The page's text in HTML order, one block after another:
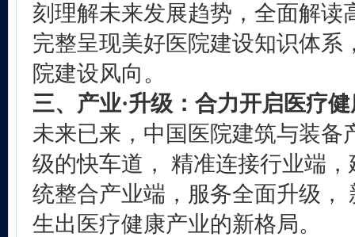
刻理解未来发展趋势，全面解读
完整呈现美好医院建设知识体系
院建设风向。
三、产业·升级：合力开启医疗
未来已来，中国医院建筑与装备
级的快车道， 精准连接行业端
统整合产业端，服务全面升级，
生出医疗健康产业的新格局。